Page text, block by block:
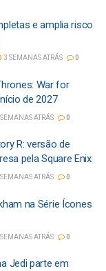
e amplia risco
3 SEMANAS ATRÁS 0
War for
de 2027
ATRÁS 0
R: versão de
pela Square Enix
ATRÁS 0
na Série Ícones
ATRÁS 0
Jedi parte em